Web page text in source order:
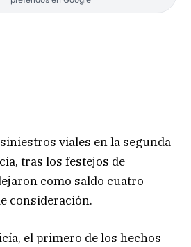
viales en la segunda
tras los festejos de
como saldo cuatro
consideración.
el primero de los hechos